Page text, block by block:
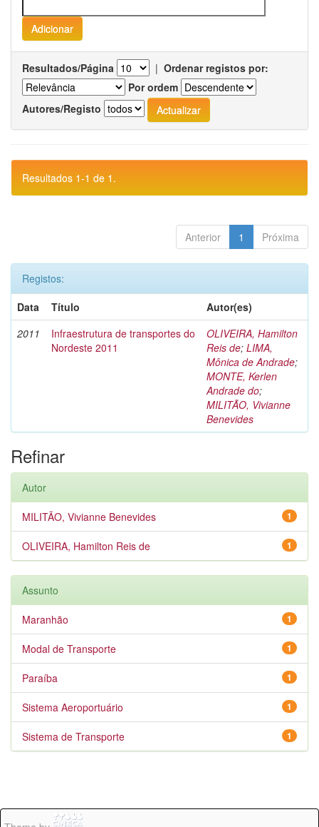
Resultados/Página | Ordenar registos por:
Por ordem
Autores/Registo
Resultados 1-1 de 1.
Anterior 1 Próxima
Registos:
Data
Título
Autor(es)
2011
Infraestrutura de transportes do
Nordeste 2011
OLIVEIRA, Hamilton
Reis de; LIMA,
Mônica de Andrade;
MONTE, Kerlen
Andrade do;
MILITÃO, Vivianne
Benevides
Refinar
Autor
1
MILITÃO, Vivianne Benevides
1
OLIVEIRA, Hamilton Reis de
Assunto
1
Maranhão
1
Modal de Transporte
1
Paraíba
1
Sistema Aeroportuário
1
Sistema de Transporte